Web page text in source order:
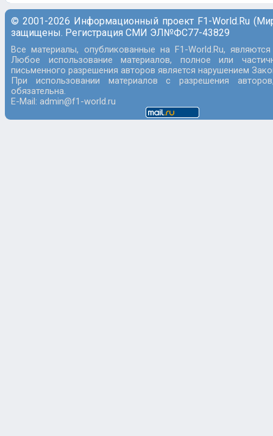
© 2001-2026 Информационный проект F1-World.Ru
защищены. Регистрация СМИ ЭЛ№ФС77-43829
Все материалы, опубликованные на F1-World.Ru,
Любое использование материалов, полное или
письменного разрешения авторов является нарушением
При использовании материалов с разрешения
обязательна.
E-Mail: admin@f1-world.ru